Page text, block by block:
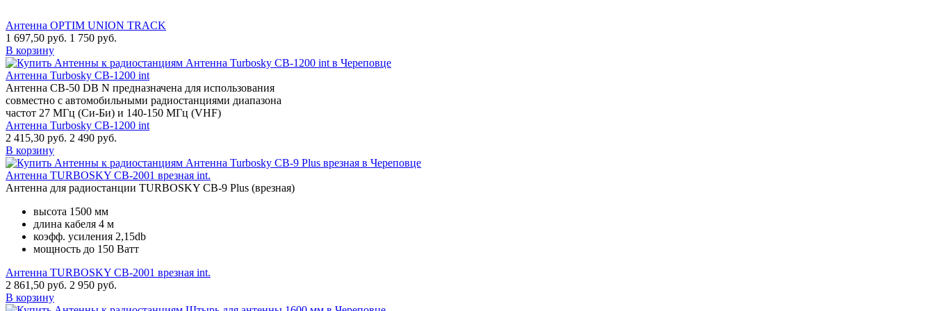
Антенна OPTIM UNION TRACK
1 697,50 руб. 1 750 руб.
В корзину
Антенна Turbosky CB-1200 int
Антенна CB-50 DB N предназначена для использования
совместно с автомобильными радиостанциями диапазона
частот 27 МГц (Си-Би) и 140-150 МГц (VHF)
Антенна Turbosky CB-1200 int
2 415,30 руб. 2 490 руб.
В корзину
Антенна TURBOSKY CB-2001 врезная int.
Антенна для радиостанции TURBOSKY CB-9 Plus (врезная)
высота 1500 мм
длина кабеля 4 м
коэфф. усиления 2,15db
мощность до 150 Ватт
Антенна TURBOSKY CB-2001 врезная int.
2 861,50 руб. 2 950 руб.
В корзину